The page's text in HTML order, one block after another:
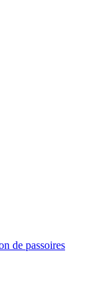
de passoires